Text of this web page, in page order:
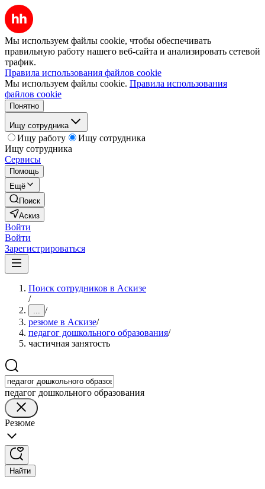
Мы используем файлы cookie, чтобы обеспечивать
правильную работу нашего веб-сайта и анализировать сетевой
трафик.
Правила использования файлов cookie
Мы используем файлы cookie. Правила использования
файлов cookie
Понятно
Ищу сотрудника
Ищу работу
Ищу сотрудника
Ищу сотрудника
Сервисы
Помощь
Ещё
Поиск
Аскиз
Войти
Войти
Зарегистрироваться
Поиск сотрудников в Аскизе
/
... /
резюме в Аскизе/
педагог дошкольного образования/
частичная занятость
педагог дошкольного образования
Резюме
Найти